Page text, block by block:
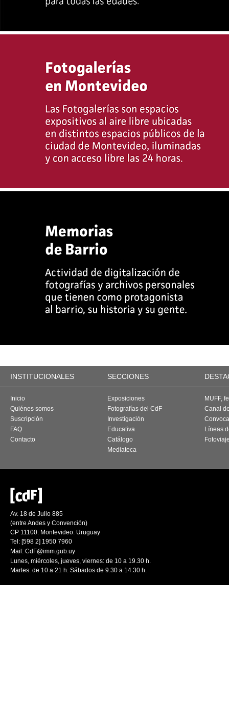
INSTITUCIONALES SECCIONES
Inicio
Quiénes somos
Suscripción
FAQ
Contacto
Exposiciones
Fotografías del CdF
Investigación
Educativa
Catálogo
Mediateca
MUFF,
Canal
Líneas
Av. 18 de Julio 885
(entre Andes y Convención)
CP 11100. Montevideo. Uruguay
Tel: [598 2] 1950 7960
Mail: CdF@imm.gub.uy
Lunes, miércoles, jueves, viernes: de 10 a 19.30 h.
Martes: de 10 a 21 h. Sábados de 9.30 a 14.30 h.